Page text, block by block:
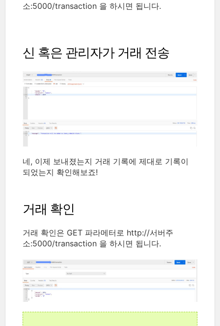
소:5000/transaction 을 하시면 됩니다.
신 혹은 관리자가 거래 전송
네, 이제 보내졌는지 거래 기록에 제대로 기록이
되었는지 확인해보죠!
거래 확인
거래 확인은 GET 파라메터로 http://서버주
소:5000/transaction 을 하시면 됩니다.